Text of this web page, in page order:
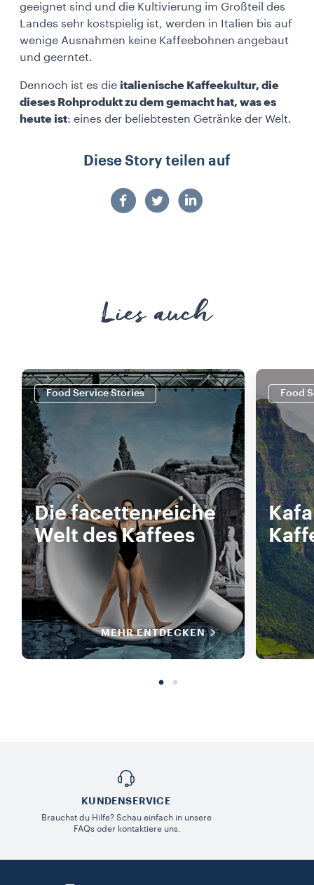
geeignet sind und die Kultivierung im Großteil des
Landes sehr kostspielig ist, werden in Italien bis auf
wenige Ausnahmen keine Kaffeebohnen angebaut
und geerntet.
Dennoch ist es die italienische Kaffeekultur, die
dieses Rohprodukt zu dem gemacht hat, was es
heute ist: eines der beliebtesten Getränke der Welt.
Diese Story teilen auf
Lies auch
Food Service Stories
Die facettenreiche
Welt des Kaffees
MEHR ENTDECKEN
Food
KUNDENSERVICE​
Brauchst du Hilfe? Schau einfach in unsere
FAQs oder kontaktiere uns.